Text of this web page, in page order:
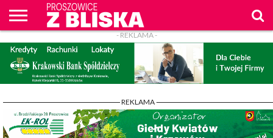
O
NAS
WIADOMOŚCI
ZAPYTAM
WPROST
CENNIK
REKLAM
PROSZOWICE
Z BLISKA
KONTAKT
- REKLAMA -
- REKLAMA -